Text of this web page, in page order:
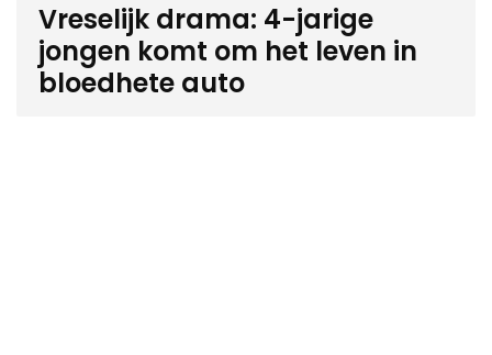
Vreselijk drama: 4-jarige
jongen komt om het leven in
bloedhete auto